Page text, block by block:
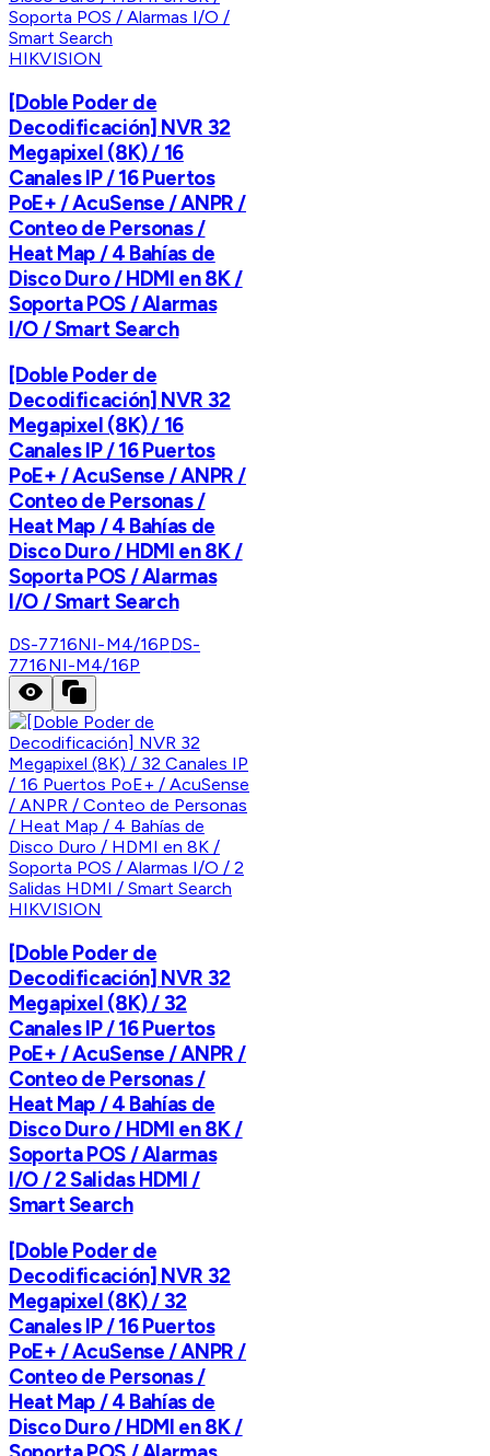
HIKVISION
[Doble Poder de
Decodificación] NVR 32
Megapixel (8K) / 16
Canales IP / 16 Puertos
PoE+ / AcuSense / ANPR /
Conteo de Personas /
Heat Map / 4 Bahías de
Disco Duro / HDMI en 8K /
Soporta POS / Alarmas
I/O / Smart Search
[Doble Poder de
Decodificación] NVR 32
Megapixel (8K) / 16
Canales IP / 16 Puertos
PoE+ / AcuSense / ANPR /
Conteo de Personas /
Heat Map / 4 Bahías de
Disco Duro / HDMI en 8K /
Soporta POS / Alarmas
I/O / Smart Search
DS-7716NI-M4/16PDS-
7716NI-M4/16P
HIKVISION
[Doble Poder de
Decodificación] NVR 32
Megapixel (8K) / 32
Canales IP / 16 Puertos
PoE+ / AcuSense / ANPR /
Conteo de Personas /
Heat Map / 4 Bahías de
Disco Duro / HDMI en 8K /
Soporta POS / Alarmas
I/O / 2 Salidas HDMI /
Smart Search
[Doble Poder de
Decodificación] NVR 32
Megapixel (8K) / 32
Canales IP / 16 Puertos
PoE+ / AcuSense / ANPR /
Conteo de Personas /
Heat Map / 4 Bahías de
Disco Duro / HDMI en 8K /